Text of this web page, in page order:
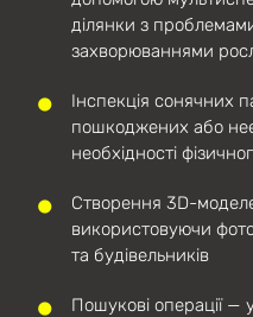
ділянки з
захворюваннями
Інспекція сонячних
пошкоджених або
необхідності
Створення 3D-
використовуючи
та будівельників
Пошукові операції —